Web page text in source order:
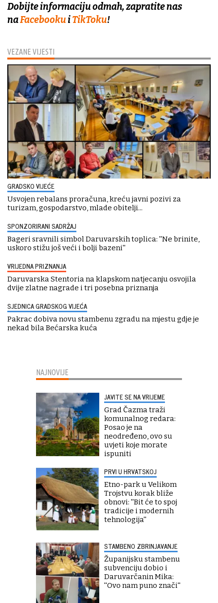
VEZANE VIJESTI
GRADSKO VIJEĆE
Usvojen rebalans proračuna, kreću javni pozivi za
turizam, gospodarstvo, mlade obitelji...
SPONZORIRANI SADRŽAJ
Bageri sravnili simbol Daruvarskih toplica: ''Ne brinite,
uskoro stižu još veći i bolji bazeni''
VRIJEDNA PRIZNANJA
Daruvarska Stentoria na klapskom natjecanju osvojila
dvije zlatne nagrade i tri posebna priznanja
SJEDNICA GRADSKOG VIJEĆA
Pakrac dobiva novu stambenu zgradu na mjestu gdje je
nekad bila Bećarska kuća
Dobijte informaciju odmah, zapratite nas
naFacebookuiTikToku!
NAJNOVIJE
JAVITE SE NA VRIJEME
Grad Čazma traži
komunalnog redara:
Posao je na
neodređeno, ovo su
uvjeti koje morate
ispuniti
PRVI U HRVATSKOJ
Etno-park u Velikom
Trojstvu korak bliže
obnovi: ''Bit će to spoj
tradicije i modernih
tehnologija''
STAMBENO ZBRINJAVANJE
Županijsku stambenu
subvenciju dobio i
Daruvarčanin Mika:
''Ovo nam puno znači''